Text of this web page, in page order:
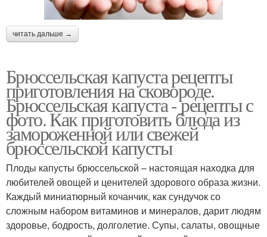
читать дальше →
Брюссельская капуста рецепты
приготовления на сковороде.
Брюссельская капуста - рецепты с
фото. Как приготовить блюда из
замороженной или свежей
брюссельской капусты
Плоды капусты брюссельской – настоящая находка для
любителей овощей и ценителей здорового образа жизни.
Каждый миниатюрный кочанчик, как сундучок со
сложным набором витаминов и минералов, дарит людям
здоровье, бодрость, долголетие. Супы, салаты, овощные